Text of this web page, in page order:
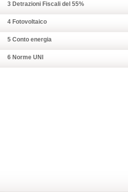
3 Detrazioni Fiscali del 55%
4 Fotovoltaico
5 Conto energia
6 Norme UNI